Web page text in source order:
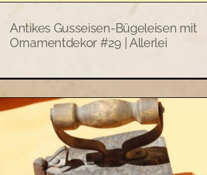
Antikes Gusseisen-Bügeleisen mit
Ornamentdekor #29 | Allerlei